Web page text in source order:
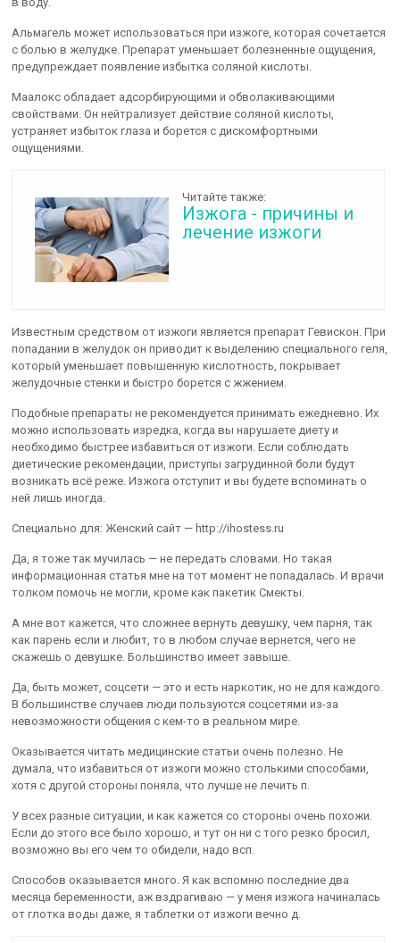
Альмагель может использоваться при изжоге, которая сочетается
с болью в желудке. Препарат уменьшает болезненные ощущения,
предупреждает появление избытка соляной кислоты.
Маалокс обладает адсорбирующими и обволакивающими
свойствами. Он нейтрализует действие соляной кислоты,
устраняет избыток глаза и борется с дискомфортными
ощущениями.
Читайте также:
Изжога - причины и
лечение изжоги
Известным средством от изжоги является препарат Гевискон. При
попадании в желудок он приводит к выделению специального геля,
который уменьшает повышенную кислотность, покрывает
желудочные стенки и быстро борется с жжением.
Подобные препараты не рекомендуется принимать ежедневно. Их
можно использовать изредка, когда вы нарушаете диету и
необходимо быстрее избавиться от изжоги. Если соблюдать
диетические рекомендации, приступы загрудинной боли будут
возникать всё реже. Изжога отступит и вы будете вспоминать о
ней лишь иногда.
Специально для: Женский сайт — http://ihostess.ru
Да, я тоже так мучилась — не передать словами. Но такая
информационная статья мне на тот момент не попадалась. И врачи
толком помочь не могли, кроме как пакетик Смекты.
А мне вот кажется, что сложнее вернуть девушку, чем парня, так
как парень если и любит, то в любом случае вернется, чего не
скажешь о девушке. Большинство имеет завыше.
Да, быть может, соцсети — это и есть наркотик, но не для каждого.
В большинстве случаев люди пользуются соцсетями из-за
невозможности общения с кем-то в реальном мире.
Оказывается читать медицинские статьи очень полезно. Не
думала, что избавиться от изжоги можно столькими способами,
хотя с другой стороны поняла, что лучше не лечить п.
У всех разные ситуации, и как кажется со стороны очень похожи.
Если до этого все было хорошо, и тут он ни с того резко бросил,
возможно вы его чем то обидели, надо всп.
Способов оказывается много. Я как вспомню последние два
месяца беременности, аж вздрагиваю — у меня изжога начиналась
от глотка воды даже, я таблетки от изжоги вечно д.